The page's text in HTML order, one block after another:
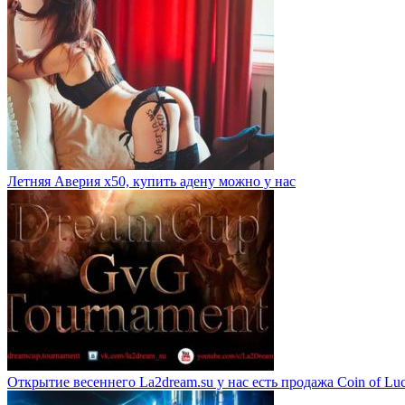
Летняя Аверия х50, купить адену можно у нас
Открытие весеннего La2dream.su у нас есть продажа Coin of